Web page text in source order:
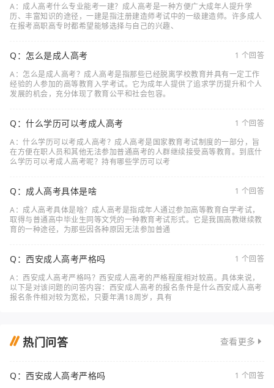
A：成人高考什么专业能考一建？成人高考是一种方便广大成年人提升学
历、丰富知识的途径，一建是指注册建造师考试中的一级建造师。许多成人
在报考高职高专时都希望能够选择与自己的兴趣、
Q：怎么是成人高考
1 个回答
A：怎么是成人高考？成人高考是指那些已经脱离学校教育并具有一定工作
经验的人参加的高等教育入学考试。它为成年人提供了追求学历提升和个人
发展的机会，充分体现了教育公平和社会包容。
Q：什么学历可以考成人高考
1 个回答
A：什么学历可以考成人高考？成人高考是国家教育考试制度的一部分，旨
在方便在职人员和其他无法参加普通高考的人群继续接受高等教育。到底什
么学历可以考成人高考呢？持有哪些学历可以考
Q：成人高考具体是啥
1 个回答
A：成人高考具体是啥？成人高考是指成年人通过参加高等教育自学考试，
取得与普通高中毕业生同等文凭的一种教育考试形式。它是我国高教继续教
育的一种途径，为那些因各种原因无法参加普通
Q：西安成人高考严格吗
1 个回答
A：西安成人高考严格吗？西安成人高考的严格程度相对较高。具体来说，
以下是对该问题的问答内容：西安成人高考的报名条件是什么西安成人高考
报名条件相对较为宽松，只要年满18周岁，具有
热门问答 查看更多
Q：西安成人高考严格吗
1 个回答